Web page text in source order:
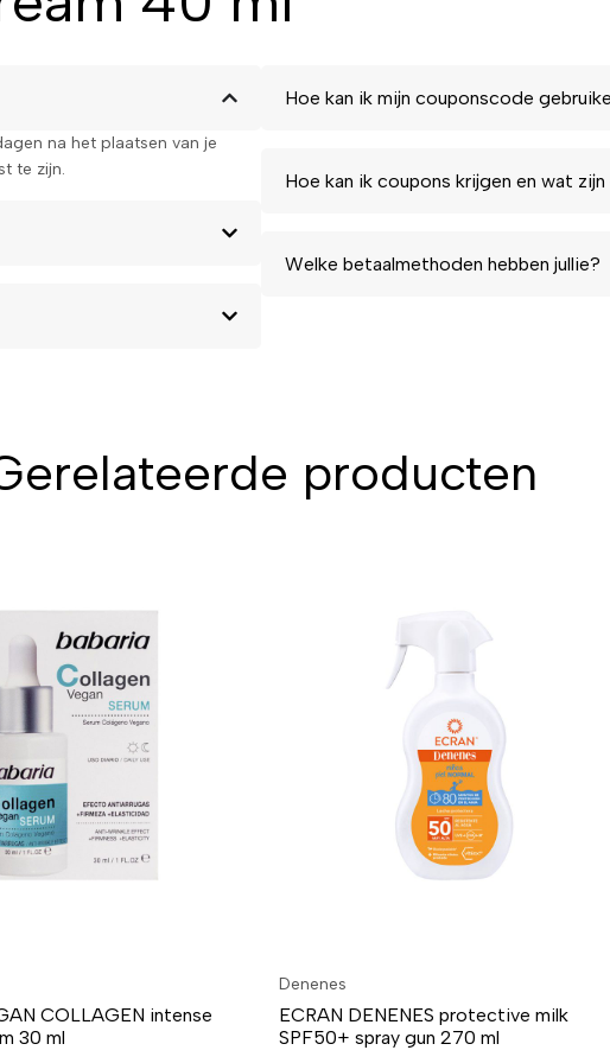
na het plaatsen van je
te zijn.
Hoe kan ik mijn couponscode
Hoe kan ik coupons krijgen en wat
Welke betaalmethoden hebben jullie?
producten
COLLAGEN intense
30 ml
Denenes
ECRAN DENENES protective milk
SPF50+ spray gun 270 ml